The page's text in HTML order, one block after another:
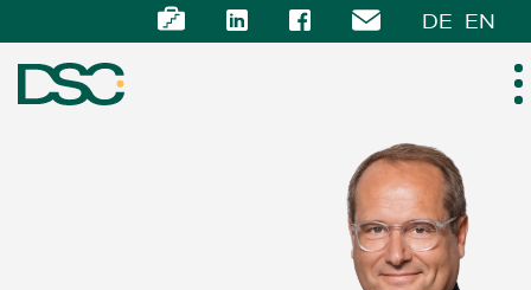
DE EN